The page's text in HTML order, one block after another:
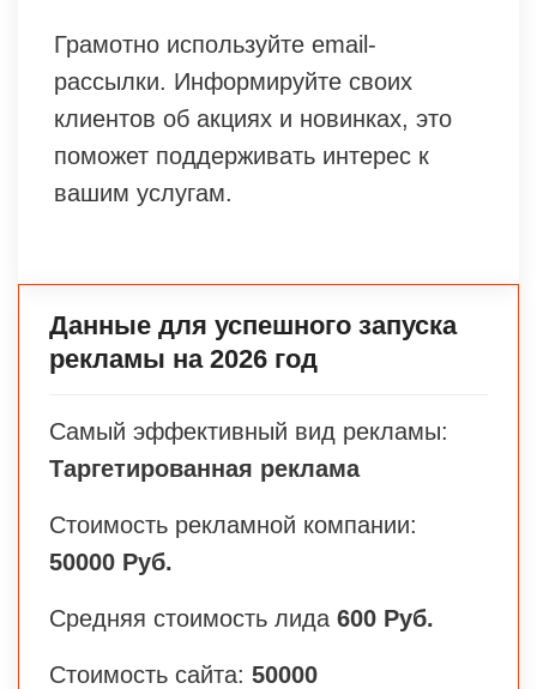
Грамотно используйте email-
рассылки. Информируйте своих
клиентов об акциях и новинках, это
поможет поддерживать интерес к
вашим услугам.
Данные для успешного запуска
рекламы на 2026 год
Самый эффективный вид рекламы:
Таргетированная реклама
Стоимость рекламной компании:
50000 Руб.
Средняя стоимость лида 600 Руб.
Стоимость сайта: 50000